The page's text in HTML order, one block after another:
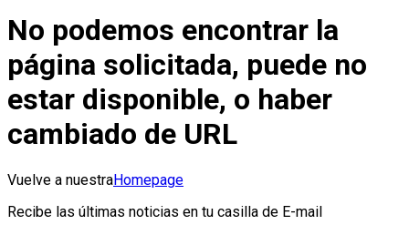
No podemos encontrar la
página solicitada, puede no
estar disponible, o haber
cambiado de URL
Vuelve a nuestraHomepage
Recibe las últimas noticias en tu casilla de E-mail